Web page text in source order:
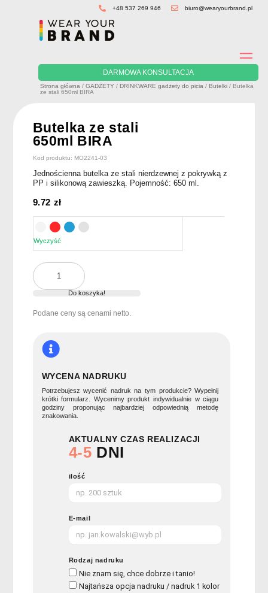
+48 537 269 946 biuro@wearyourbrand.pl
DARMOWA KONSULTACJA
Strona główna /GADŻETY / DRINKWARE gadżety do picia / Butelki / Butelka
ze stali 650ml BIRA
Butelka ze stali
650ml BIRA
Kod produktu: MO2241-03
Jednościenna butelka ze stali nierdzewnej z pokrywką z
PP i silikonową zawieszką. Pojemność: 650 ml.
9.72 zł
Wyczyść
ilość
Butelka
650ml
Do koszyka!
Podane ceny są cenami netto.
WYCENA NADRUKU
Potrzebujesz wycenić nadruk na tym produkcie? Wypełnij
krótki formularz. Wycenimy produkt indywidualnie w ciągu
godziny proponując najbardziej odpowiednią metodę
znakowania.
AKTUALNY CZAS REALIZACJI
4-5 DNI
ilość
E-mail
Rodzaj nadruku
Nie znam się, chce dobrze i tanio!
Najtańsza opcja nadruku / nadruk 1 kolor